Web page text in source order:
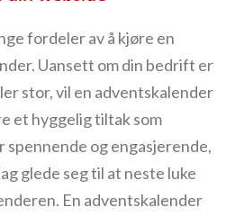
fordeler av å kjøre en
Uansett om din bedrift er
stor, vil en adventskalender
et hyggelig tiltak som
spennende og engasjerende,
glede seg til at neste luke
En adventskalender